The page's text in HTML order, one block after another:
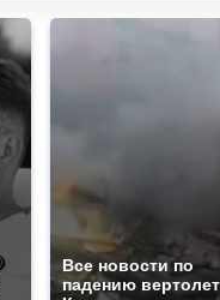
Все новости по
падению